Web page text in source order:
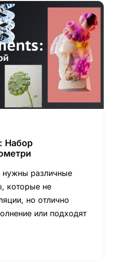
Набор
нужны различные
которые не
но отлично
или подходят